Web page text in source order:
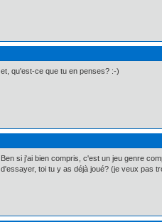
et, qu'est-ce que tu en penses? :-)
Ben si j'ai bien compris, c'est un jeu genre
d'essayer, toi tu y as déjà joué? (je veux pas